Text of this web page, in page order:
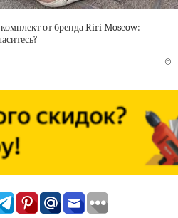
от бренда Riri Moscow:
©